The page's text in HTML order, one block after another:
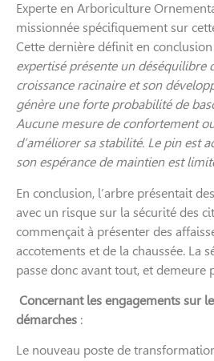
Experte en Arboriculture
missionnée spécifiquement sur
Cette dernière définit en conclusion
expertisé présente un déséquilibre
croissance racinaire et son
génère une forte probabilité de
Aucune mesure de confortement
d’améliorer sa stabilité. Le pin est
son espérance de maintien est
En conclusion, l’arbre présentait
avec un risque sur la sécurité des
commençait à présenter des
accotements et de la chaussée. La
passe donc avant tout, et demeure
Concernant les engagements sur
démarches :
Le nouveau poste de